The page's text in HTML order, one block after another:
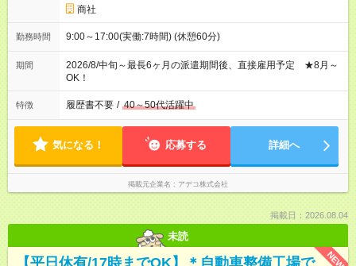
商社
勤務時間 9:00～17:00(実働:7時間) (休憩60分)
期間
2026/8/中旬～最長6ヶ月の派遣期間後、直接雇用予定 ★8月～
OK！
特徴 履歴書不要 / 40～50代活躍中
気になる！ 応募する 詳細へ
掲載元企業名 アデコ株式会社
掲載日：2026.08.04
未読
NEW
【平日休有/17時までOK】＊自動車整備工場で